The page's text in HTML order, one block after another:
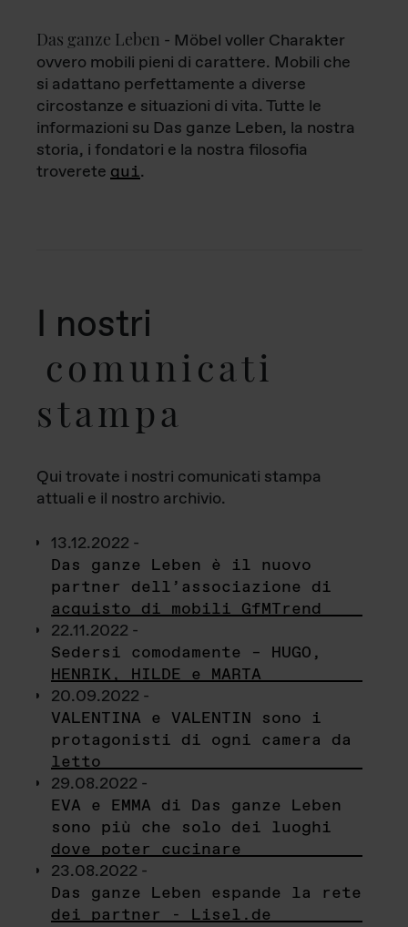
Das ganze Leben - Möbel voller Charakter
ovvero mobili pieni di carattere. Mobili che
si adattano perfettamente a diverse
circostanze e situazioni di vita. Tutte le
informazioni su Das ganze Leben, la nostra
storia, i fondatori e la nostra filosofia
troverete qui.
I nostri
comunicati
stampa
Qui trovate i nostri comunicati stampa
attuali e il nostro archivio.
13.12.2022 -
Das ganze Leben è il nuovo
partner dell’associazione di
acquisto di mobili GfMTrend
22.11.2022 -
Sedersi comodamente – HUGO,
HENRIK, HILDE e MARTA
20.09.2022 -
VALENTINA e VALENTIN sono i
protagonisti di ogni camera da
letto
29.08.2022 -
EVA e EMMA di Das ganze Leben
sono più che solo dei luoghi
dove poter cucinare
23.08.2022 -
Das ganze Leben espande la rete
dei partner - Lisel.de